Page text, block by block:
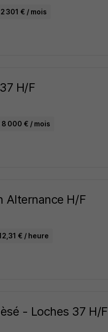
301 € / mois
H/F
000 € / mois
Alternance H/F
€ / heure
- Loches 37 H/F